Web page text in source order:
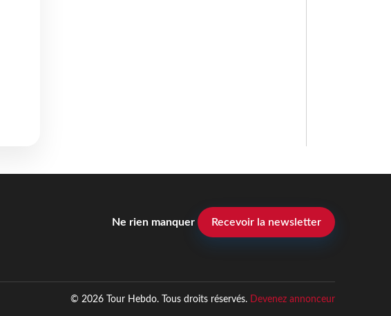
Ne rien manquer Recevoir la newsletter
© 2026 Tour Hebdo. Tous droits réservés. Devenez annonceur